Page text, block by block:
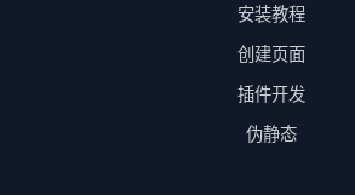
安装教程
创建页面
插件开发
伪静态